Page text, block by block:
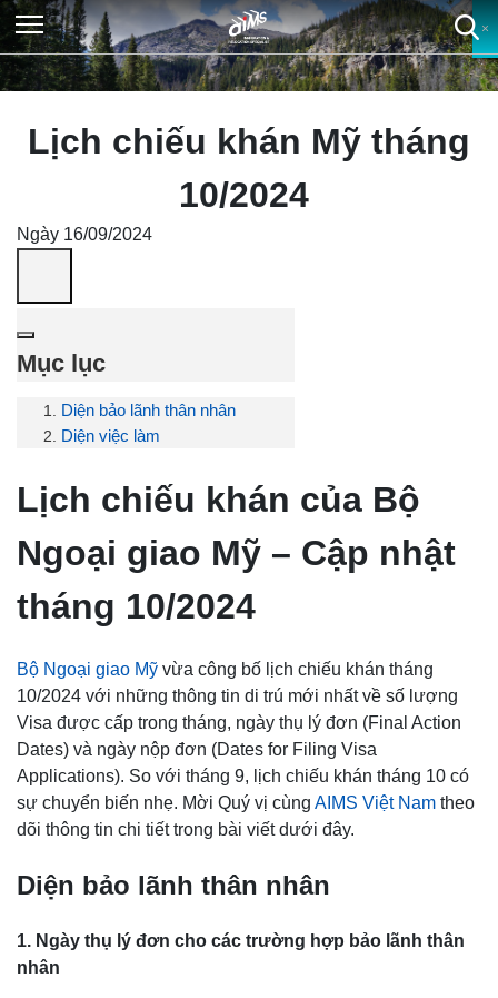
Lịch chiếu khán Mỹ tháng
10/2024
Ngày 16/09/2024
Mục lục
Diện bảo lãnh thân nhân
Diện việc làm
Lịch chiếu khán của Bộ
Ngoại giao Mỹ – Cập nhật
tháng 10/2024
Bộ Ngoại giao Mỹ vừa công bố lịch chiếu khán tháng
10/2024 với những thông tin di trú mới nhất về số lượng
Visa được cấp trong tháng, ngày thụ lý đơn (Final Action
Dates) và ngày nộp đơn (Dates for Filing Visa
Applications). So với tháng 9, lịch chiếu khán tháng 10 có
sự chuyển biến nhẹ. Mời Quý vị cùng AIMS Việt Nam theo
dõi thông tin chi tiết trong bài viết dưới đây.
Diện bảo lãnh thân nhân
1. Ngày thụ lý đơn cho các trường hợp bảo lãnh thân
nhân
×
×
×
×